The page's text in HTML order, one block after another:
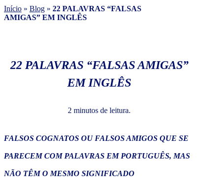
Início » Blog » 22 PALAVRAS “FALSAS
AMIGAS” EM INGLÊS
22 PALAVRAS “FALSAS AMIGAS”
EM INGLÊS
2 minutos de leitura.
FALSOS COGNATOS OU FALSOS AMIGOS QUE SE
PARECEM COM PALAVRAS EM PORTUGUÊS, MAS
NÃO TÊM O MESMO SIGNIFICADO